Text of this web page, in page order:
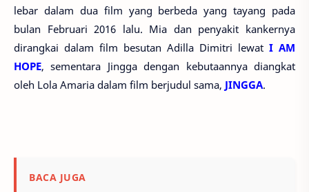
lebar dalam dua film yang berbeda yang tayang pada
bulan Februari 2016 lalu. Mia dan penyakit kankernya
dirangkai dalam film besutan Adilla Dimitri lewat I AM
HOPE, sementara Jingga dengan kebutaannya diangkat
oleh Lola Amaria dalam film berjudul sama, JINGGA.
BACA JUGA